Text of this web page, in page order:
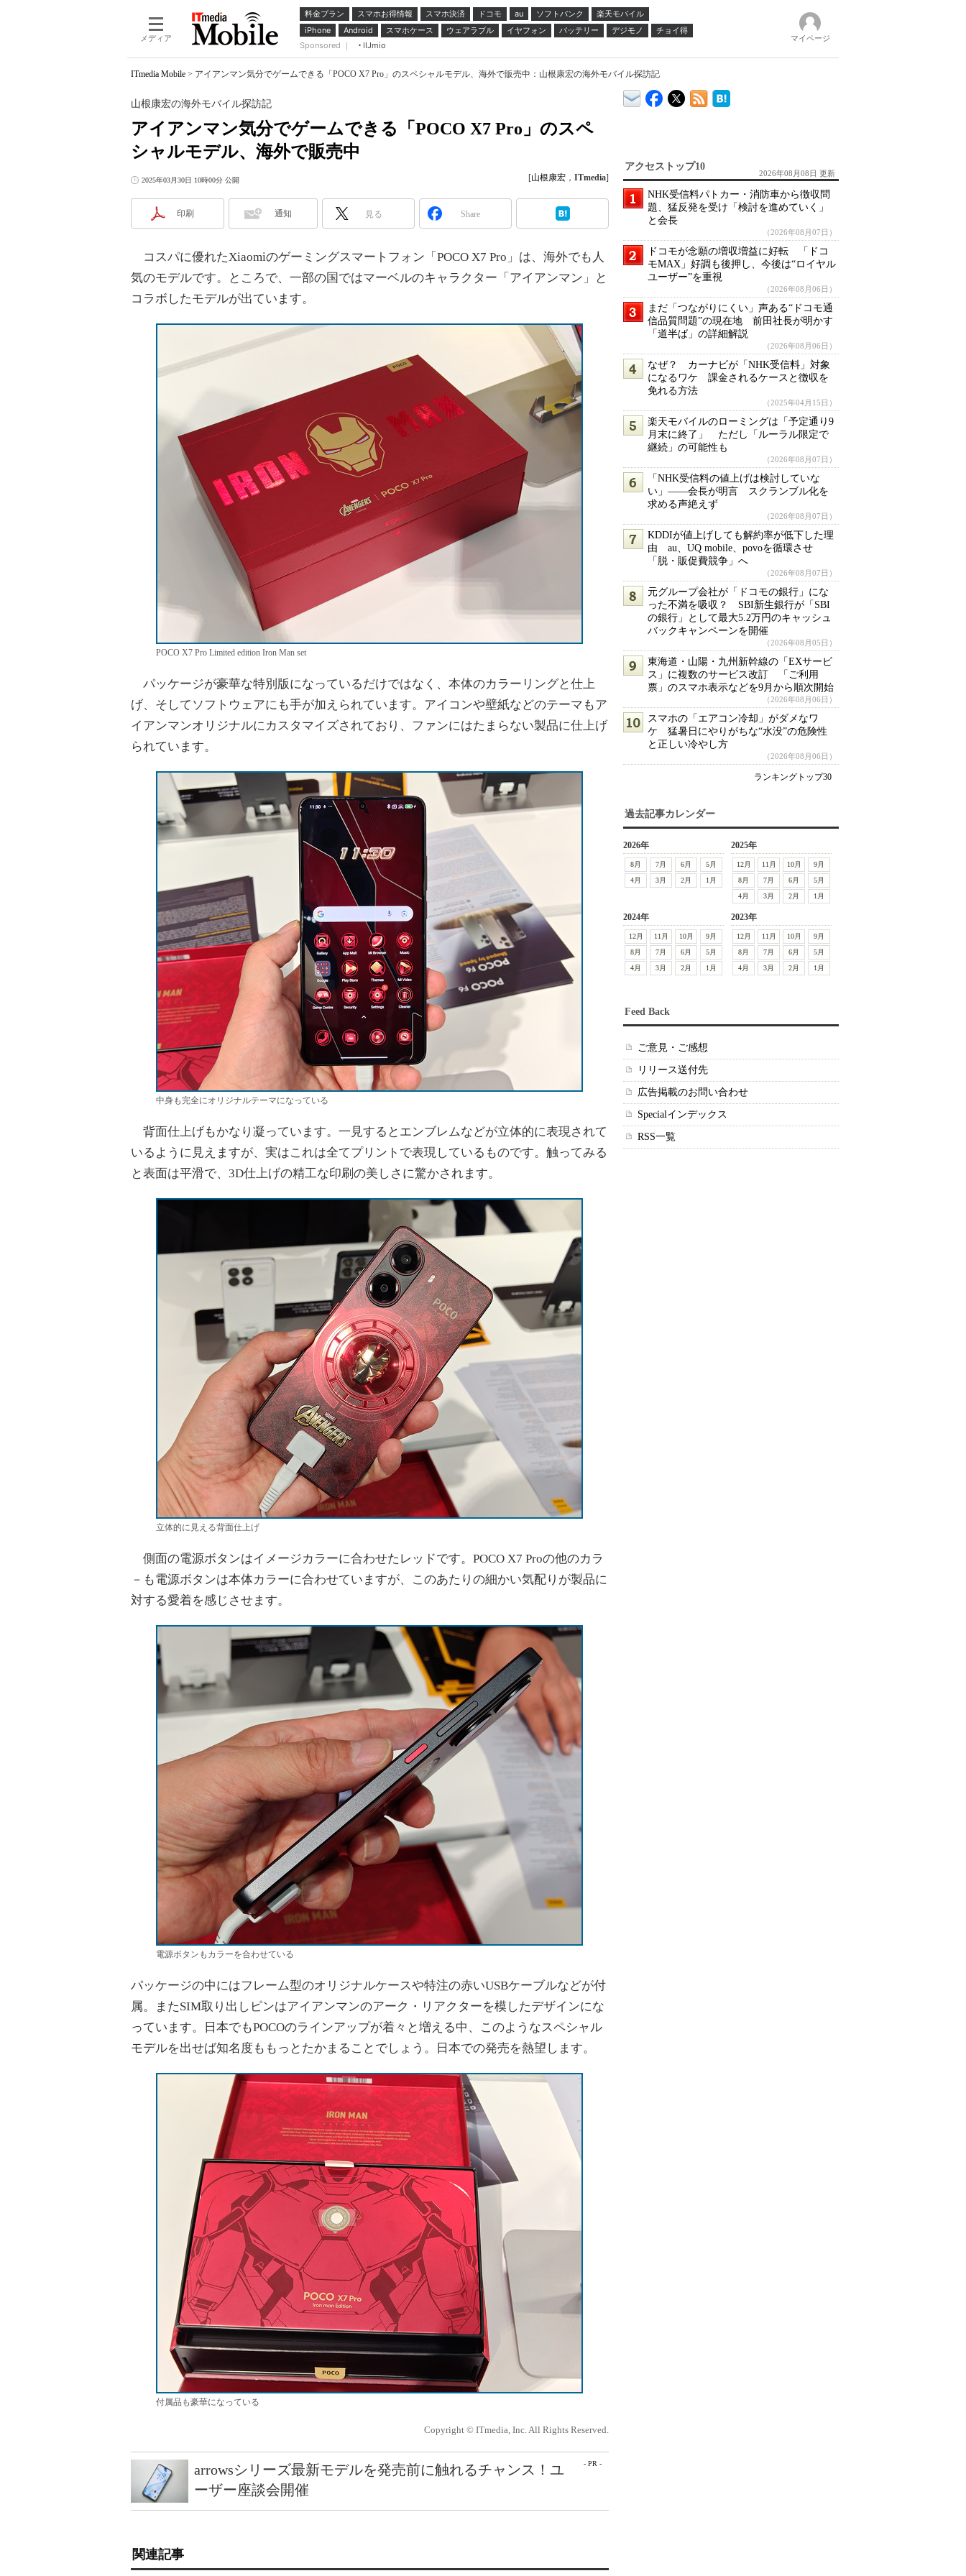
メディア
料金プラン スマホお得情報 スマホ決済 ドコモ au ソフトバンク
楽天モバイル
iPhone
Android スマホケース ウェアラブル イヤフォン バッテリー デジモノ
チョイ得
Sponsored ｜
IIJmio
マイページ
ITmedia Mobile > アイアンマン気分でゲームできる「POCO X7 Pro」のスペシャルモデル、海外で販売中：山根康宏の海外モバイル探訪記
アイアンマン気分でゲームできる「POCO X7 Pro」のスペ
シャルモデル、海外で販売中
山根康宏の海外モバイル探訪記
2025年03月30日 10時00分 公開 [山根康宏 ， ITmedia]
印刷 通知 見る Share
コスパに優れたXiaomiのゲーミングスマートフォン「POCO X7 Pro」は、海外でも人
気のモデルです。ところで、一部の国ではマーベルのキャラクター「アイアンマン」と
コラボしたモデルが出ています。
POCO X7 Pro Limited edition Iron Man set
パッケージが豪華な特別版になっているだけではなく、本体のカラーリングと仕上
げ、そしてソフトウェアにも手が加えられています。アイコンや壁紙などのテーマもア
イアンマンオリジナルにカスタマイズされており、ファンにはたまらない製品に仕上げ
られています。
中身も完全にオリジナルテーマになっている
背面仕上げもかなり凝っています。一見するとエンブレムなどが立体的に表現されて
いるように見えますが、実はこれは全てプリントで表現しているものです。触ってみる
と表面は平滑で、3D仕上げの精工な印刷の美しさに驚かされます。
立体的に見える背面仕上げ
側面の電源ボタンはイメージカラーに合わせたレッドです。POCO X7 Proの他のカラ
－も電源ボタンは本体カラーに合わせていますが、このあたりの細かい気配りが製品に
対する愛着を感じさせます。
電源ボタンもカラーを合わせている
パッケージの中にはフレーム型のオリジナルケースや特注の赤いUSBケーブルなどが付
属。またSIM取り出しピンはアイアンマンのアーク・リアクターを模したデザインにな
っています。日本でもPOCOのラインアップが着々と増える中、このようなスペシャル
モデルを出せば知名度ももっとたかまることでしょう。日本での発売を熱望します。
付属品も豪華になっている
Copyright © ITmedia, Inc. All Rights Reserved.
- PR -
arrowsシリーズ最新モデルを発売前に触れるチャンス！ユ
ーザー座談会開催
関連記事
アクセストップ10
2026年08月08日 更新
NHK受信料パトカー・消防車から徴収問
題、猛反発を受け「検討を進めていく」
と会長
（2026年08月07日）
ドコモが念願の増収増益に好転 「ドコ
モMAX」好調も後押し、今後は“ロイヤル
ユーザー”を重視
（2026年08月06日）
まだ「つながりにくい」声ある“ドコモ通
信品質問題”の現在地 前田社長が明かす
「道半ば」の詳細解説
（2026年08月06日）
なぜ？ カーナビが「NHK受信料」対象
になるワケ 課金されるケースと徴収を
免れる方法
（2025年04月15日）
楽天モバイルのローミングは「予定通り9
月末に終了」 ただし「ルーラル限定で
継続」の可能性も
（2026年08月07日）
「NHK受信料の値上げは検討していな
い」――会長が明言 スクランブル化を
求める声絶えず
（2026年08月07日）
KDDIが値上げしても解約率が低下した理
由 au、UQ mobile、povoを循環させ
「脱・販促費競争」へ
（2026年08月07日）
元グループ会社が「ドコモの銀行」にな
った不満を吸収？ SBI新生銀行が「SBI
の銀行」として最大5.2万円のキャッシュ
バックキャンペーンを開催
（2026年08月05日）
東海道・山陽・九州新幹線の「EXサービ
ス」に複数のサービス改訂 「ご利用
票」のスマホ表示などを9月から順次開始
（2026年08月06日）
スマホの「エアコン冷却」がダメなワ
ケ 猛暑日にやりがちな“水没”の危険性
と正しい冷やし方
（2026年08月06日）
ランキングトップ30
過去記事カレンダー
2026年
8月 7月 6月
5月
4月
3月 2月 1月
2025年
12月 11月 10月
9月
8月
7月 6月
5月
4月
3月 2月 1月
2024年
12月 11月 10月
9月
8月
7月 6月
5月
4月
3月 2月 1月
2023年
12月 11月 10月
9月
8月
7月 6月
5月
4月
3月 2月 1月
Feed Back
ご意見・ご感想
リリース送付先
広告掲載のお問い合わせ
Specialインデックス
RSS一覧